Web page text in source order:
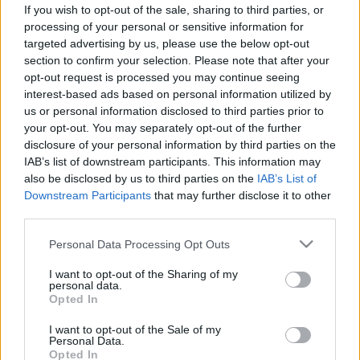
If you wish to opt-out of the sale, sharing to third parties, or
processing of your personal or sensitive information for
targeted advertising by us, please use the below opt-out
section to confirm your selection. Please note that after your
opt-out request is processed you may continue seeing
interest-based ads based on personal information utilized by
us or personal information disclosed to third parties prior to
your opt-out. You may separately opt-out of the further
disclosure of your personal information by third parties on the
IAB’s list of downstream participants. This information may
also be disclosed by us to third parties on the IAB’s List of
Downstream Participants that may further disclose it to other
Please note that this website/app uses one or more Google
not limited to your visit or usage behaviour. You may click to
grant or deny consent to Google and its third-party tags to
use your data for below specified purposes in below Google
consent section.
Personal Data Processing Opt Outs
I want to opt-out of the Sharing of my
personal data.
Opted In
I want to opt-out of the Sale of my
Personal Data.
Opted In
Betegségek
2011. április 29. 12:10
Módosítva: 2015. november 04. 13:49
Megosztás
Küldés Küldés Messengeren
Egészségkalauz
Egészségkalauz
A San Franciscó-i és a berkley-i Kalifornia Egyetem
vajon az agy mely része felelős azért, ha zavarba
jövünk, vagy ha kínosan érezzük magunkat egy
szituációban.